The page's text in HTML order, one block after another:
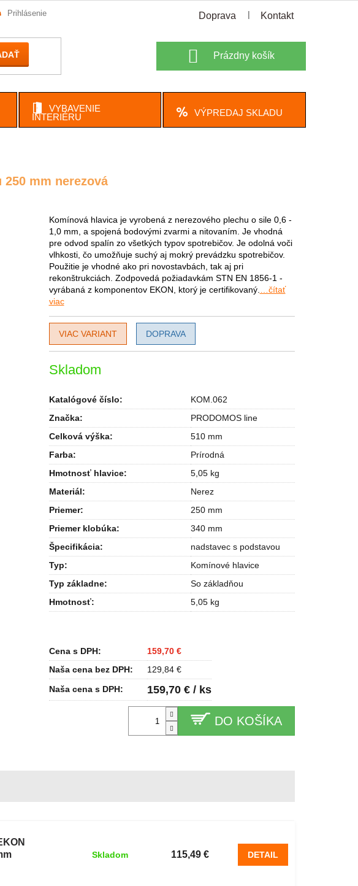
Doprava Kontakt
Prihlásenie
Nákupný
košík
Prázdny košík
VYBAVENIE
INTERIÉRU
VÝPREDAJ SKLADU
mm nerezová
Skladom
DO KOŠÍKA
Komínová hlavica je vyrobená z nerezového plechu o sile 0,6 -
1,0 mm, a spojená bodovými zvarmi a nitovaním. Je vhodná
pre odvod spalín zo všetkých typov spotrebičov. Je odolná voči
vlhkosti, čo umožňuje suchý aj mokrý prevádzku spotrebičov.
Použitie je vhodné ako pri novostavbách, tak aj pri
rekonštrukciách. Zodpovedá požiadavkám STN EN 1856-1 -
vyrábaná z komponentov EKON, ktorý je certifikovaný.
…čítať
viac
Katalógové číslo:
KOM.062
Značka:
PRODOMOS line
Celková výška:
510 mm
Farba:
Prírodná
Hmotnosť hlavice:
5,05 kg
Materiál:
Nerez
Priemer:
250 mm
Priemer klobúka:
340 mm
Špecifikácia:
nadstavec s podstavou
Typ:
Komínové hlavice
Typ základne:
So základňou
Hmotnosť: 5,05 kg
VIAC VARIANT DOPRAVA
Cena s DPH:
159,70 €
Naša cena bez DPH:
129,84 €
Naša cena s DPH:
159,70 € / ks
115,49 €
Skladom DETAIL